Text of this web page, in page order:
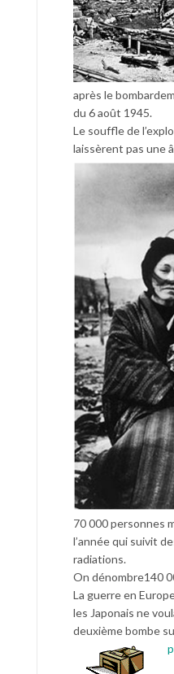
après le
du 6 août 1945.
Le souffle de
laissèrent pas une
70 000 personnes
l’année qui suivit
radiations.
On dénombre140
La guerre en
les Japonais ne
deuxième bombe